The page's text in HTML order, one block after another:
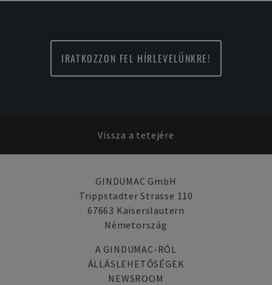
IRATKOZZON FEL HÍRLEVELÜNKRE!
Vissza a tetejére
GINDUMAC GmbH
Trippstadter Strasse 110
67663 Kaiserslautern
Németország
A GINDUMAC-RÓL
ÁLLÁSLEHETŐSÉGEK
NEWSROOM